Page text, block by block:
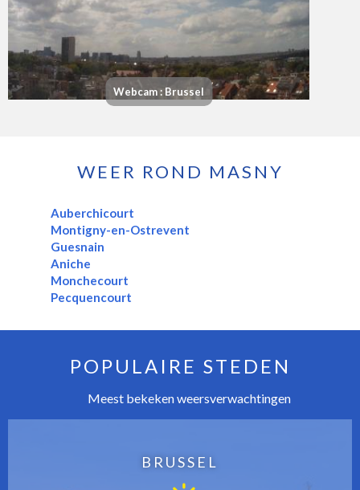
Webcam : Brussel
WEER ROND MASNY
Auberchicourt
Montigny-en-Ostrevent
Guesnain
Aniche
Monchecourt
Pecquencourt
POPULAIRE STEDEN
Meest bekeken weersverwachtingen
BRUSSEL